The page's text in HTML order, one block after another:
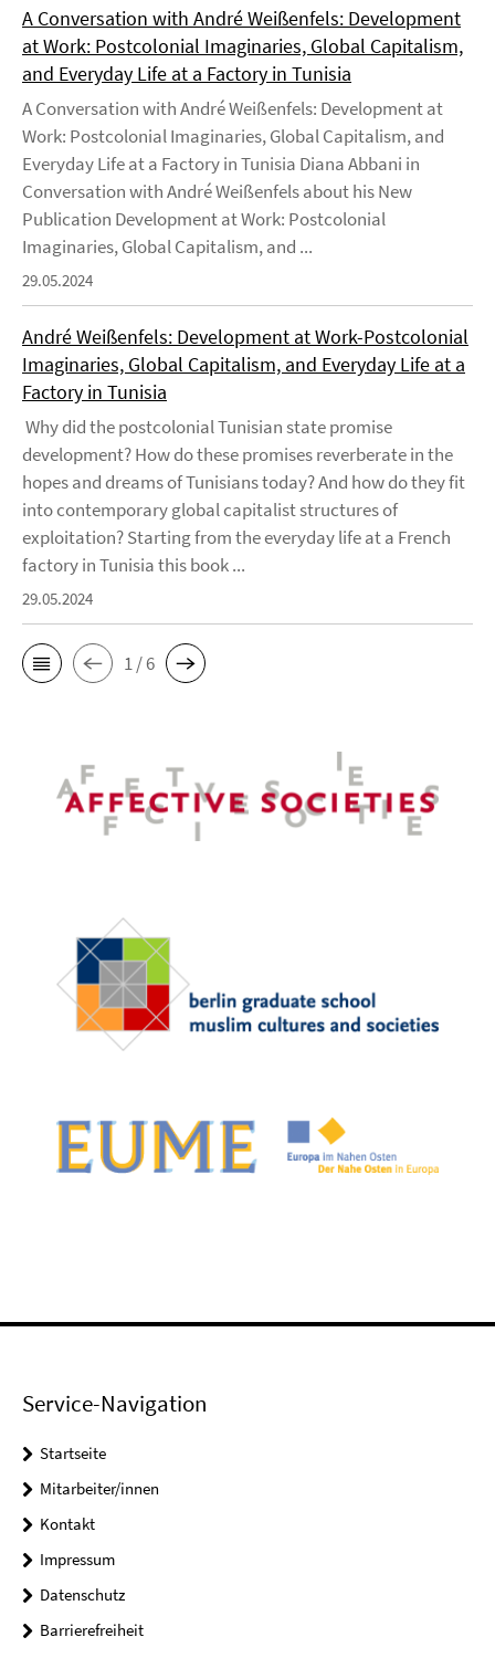
A Conversation with André Weißenfels: Development
at Work: Postcolonial Imaginaries, Global Capitalism,
and Everyday Life at a Factory in Tunisia
A Conversation with André Weißenfels: Development at
Work: Postcolonial Imaginaries, Global Capitalism, and
Everyday Life at a Factory in Tunisia Diana Abbani in
Conversation with André Weißenfels about his New
Publication Development at Work: Postcolonial
Imaginaries, Global Capitalism, and ...
29.05.2024
André Weißenfels: Development at Work-Postcolonial
Imaginaries, Global Capitalism, and Everyday Life at a
Factory in Tunisia
Why did the postcolonial Tunisian state promise
development? How do these promises reverberate in the
hopes and dreams of Tunisians today? And how do they fit
into contemporary global capitalist structures of
exploitation? Starting from the everyday life at a French
factory in Tunisia this book ...
29.05.2024
1 / 6
Service-Navigation
Startseite
Mitarbeiter/innen
Kontakt
Impressum
Datenschutz
Barrierefreiheit